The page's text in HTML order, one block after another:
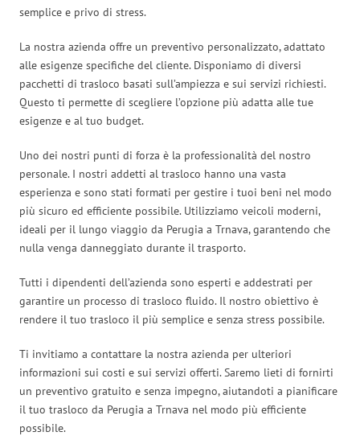
semplice e privo di stress.
La nostra azienda offre un preventivo personalizzato, adattato
alle esigenze specifiche del cliente. Disponiamo di diversi
pacchetti di trasloco basati sull’ampiezza e sui servizi richiesti.
Questo ti permette di scegliere l’opzione più adatta alle tue
esigenze e al tuo budget.
Uno dei nostri punti di forza è la professionalità del nostro
personale. I nostri addetti al trasloco hanno una vasta
esperienza e sono stati formati per gestire i tuoi beni nel modo
più sicuro ed efficiente possibile. Utilizziamo veicoli moderni,
ideali per il lungo viaggio da Perugia a Trnava, garantendo che
nulla venga danneggiato durante il trasporto.
Tutti i dipendenti dell’azienda sono esperti e addestrati per
garantire un processo di trasloco fluido. Il nostro obiettivo è
rendere il tuo trasloco il più semplice e senza stress possibile.
Ti invitiamo a contattare la nostra azienda per ulteriori
informazioni sui costi e sui servizi offerti. Saremo lieti di fornirti
un preventivo gratuito e senza impegno, aiutandoti a pianificare
il tuo trasloco da Perugia a Trnava nel modo più efficiente
possibile.